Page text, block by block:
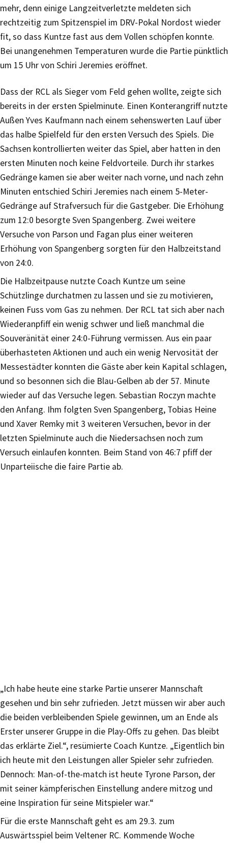
mehr, denn einige Langzeitverletzte meldeten sich
rechtzeitig zum Spitzenspiel im DRV-Pokal Nordost wieder
fit, so dass Kuntze fast aus dem Vollen schöpfen konnte.
Bei unangenehmen Temperaturen wurde die Partie pünktlich
um 15 Uhr von Schiri Jeremies eröffnet.
Dass der RCL als Sieger vom Feld gehen wollte, zeigte sich
bereits in der ersten Spielminute. Einen Konterangriff nutzte
Außen Yves Kaufmann nach einem sehenswerten Lauf über
das halbe Spielfeld für den ersten Versuch des Spiels. Die
Sachsen kontrollierten weiter das Spiel, aber hatten in den
ersten Minuten noch keine Feldvorteile. Durch ihr starkes
Gedränge kamen sie aber weiter nach vorne, und nach zehn
Minuten entschied Schiri Jeremies nach einem 5-Meter-
Gedränge auf Strafversuch für die Gastgeber. Die Erhöhung
zum 12:0 besorgte Sven Spangenberg. Zwei weitere
Versuche von Parson und Fagan plus einer weiteren
Erhöhung von Spangenberg sorgten für den Halbzeitstand
von 24:0.
Die Halbzeitpause nutzte Coach Kuntze um seine
Schützlinge durchatmen zu lassen und sie zu motivieren,
keinen Fuss vom Gas zu nehmen. Der RCL tat sich aber nach
Wiederanpfiff ein wenig schwer und ließ manchmal die
Souveränität einer 24:0-Führung vermissen. Aus ein paar
überhasteten Aktionen und auch ein wenig Nervosität der
Messestädter konnten die Gäste aber kein Kapital schlagen,
und so besonnen sich die Blau-Gelben ab der 57. Minute
wieder auf das Versuche legen. Sebastian Roczyn machte
den Anfang. Ihm folgten Sven Spangenberg, Tobias Heine
und Xaver Remky mit 3 weiteren Versuchen, bevor in der
letzten Spielminute auch die Niedersachsen noch zum
Versuch einlaufen konnten. Beim Stand von 46:7 pfiff der
Unparteiische die faire Partie ab.
„Ich habe heute eine starke Partie unserer Mannschaft
gesehen und bin sehr zufrieden. Jetzt müssen wir aber auch
die beiden verbleibenden Spiele gewinnen, um an Ende als
Erster unserer Gruppe in die Play-Offs zu gehen. Das bleibt
das erklärte Ziel.“, resümierte Coach Kuntze. „Eigentlich bin
ich heute mit den Leistungen aller Spieler sehr zufrieden.
Dennoch: Man-of-the-match ist heute Tyrone Parson, der
mit seiner kämpferischen Einstellung andere mitzog und
eine Inspiration für seine Mitspieler war.“
Für die erste Mannschaft geht es am 29.3. zum
Auswärtsspiel beim Veltener RC. Kommende Woche